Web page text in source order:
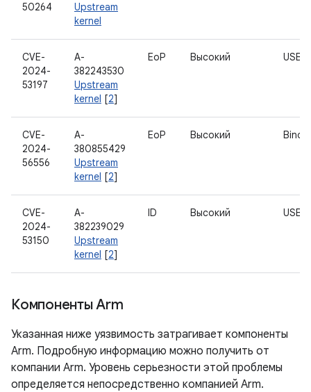
50264
Upstream
kernel
CVE-
2024-
53197
A-
382243530
Upstream
kernel [2]
EoP Высокий USB
CVE-
2024-
56556
A-
380855429
Upstream
kernel [2]
EoP Высокий
CVE-
2024-
53150
A-
382239029
Upstream
kernel [2]
ID Высокий USB
Компоненты Arm
Указанная ниже уязвимость затрагивает компоненты
Arm. Подробную информацию можно получить от
компании Arm. Уровень серьезности этой проблемы
определяется непосредственно компанией Arm.